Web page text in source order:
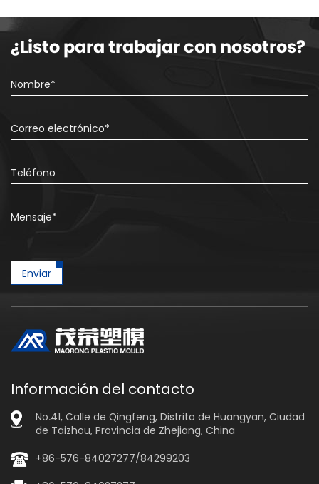
¿Listo para trabajar con nosotros?
Enviar
Información del contacto
No.41, Calle de Qingfeng, Distrito de Huangyan, Ciudad
de Taizhou, Provincia de Zhejiang, China
+86-576-84027277/84299203